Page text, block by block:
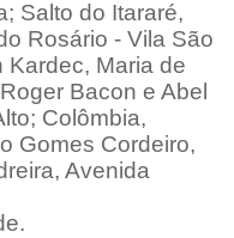
Salto do Itararé,
Rosário - Vila São
Kardec, Maria de
Bacon e Abel
Colômbia,
Gomes Cordeiro,
Avenida